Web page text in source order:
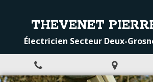
THEVENET
Électricien Secteur Deux-